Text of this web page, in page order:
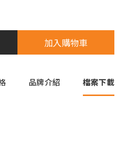
加入購物車
品牌介紹 檔案下載